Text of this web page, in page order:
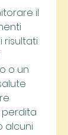
il
risultati
o un
perdita
alcuni